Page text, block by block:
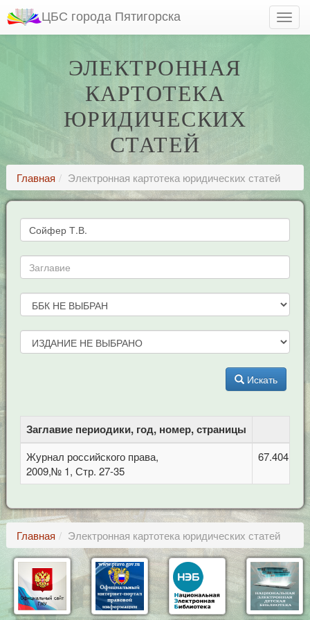
ЦБС города Пятигорска
ЭЛЕКТРОННАЯ
КАРТОТЕКА
ЮРИДИЧЕСКИХ
СТАТЕЙ
Главная Электронная картотека юридических статей
Искать
Заглавие периодики, год, номер, страницы
Журнал российского права,
2009,№ 1, Стр. 27-35
67.404
Главная Электронная картотека юридических статей